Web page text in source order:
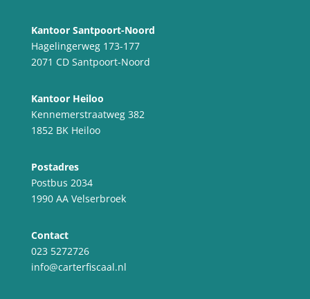
Kantoor Santpoort-Noord
Hagelingerweg 173-177
2071 CD Santpoort-Noord
Kantoor Heiloo
Kennemerstraatweg 382
1852 BK Heiloo
Postadres
Postbus 2034
1990 AA Velserbroek
Contact
023 5272726
info@carterfiscaal.nl